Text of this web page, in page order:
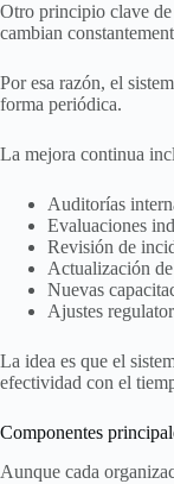
Otro principio clave
cambian
Por esa razón, el
forma periódica.
La mejora continua
Auditorías
Evaluaciones
Revisión de
Actualización
Nuevas
Ajustes
La idea es que el
efectividad con el
Componentes
Aunque cada